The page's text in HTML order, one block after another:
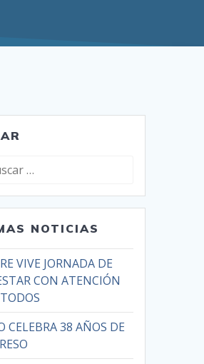
NOTICIAS
VIVE JORNADA DE
CON ATENCIÓN
CELEBRA 38 AÑOS DE